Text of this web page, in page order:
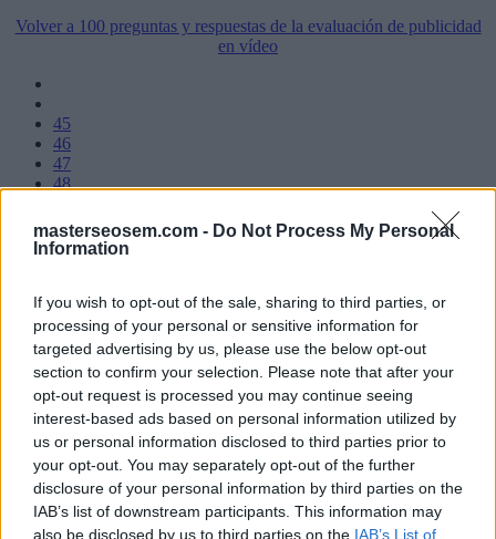
masterseosem.com - Do Not Process My Personal
Information
If you wish to opt-out of the sale, sharing to third parties, or
processing of your personal or sensitive information for
targeted advertising by us, please use the below opt-out
section to confirm your selection. Please note that after your
opt-out request is processed you may continue seeing
interest-based ads based on personal information utilized by
us or personal information disclosed to third parties prior to
your opt-out. You may separately opt-out of the further
disclosure of your personal information by third parties on the
IAB’s list of downstream participants. This information may
also be disclosed by us to third parties on the IAB’s List of
Volver a 100 preguntas y respuestas de la evaluación de publicidad
en vídeo
45
46
47
48
50
51
54
Manuel López
SEM
Exámenes de Skillshop - Academy for Ads